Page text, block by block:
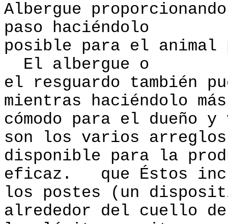
Albergue
paso haciéndolo
posible para el animal
El albergue o
el resguardo también
mientras haciéndolo
cómodo para el dueño
son los varios arreglos
disponible para la
eficaz. que Éstos
los postes (un
alrededor del cuello